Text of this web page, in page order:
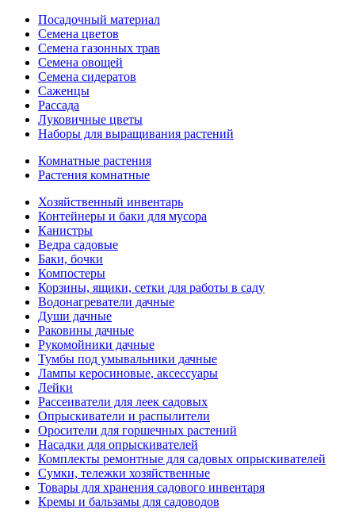
Посадочный материал
Семена цветов
Семена газонных трав
Семена овощей
Семена сидератов
Саженцы
Рассада
Луковичные цветы
Наборы для выращивания растений
Комнатные растения
Растения комнатные
Хозяйственный инвентарь
Контейнеры и баки для мусора
Канистры
Ведра садовые
Баки, бочки
Компостеры
Корзины, ящики, сетки для работы в саду
Водонагреватели дачные
Души дачные
Раковины дачные
Рукомойники дачные
Тумбы под умывальники дачные
Лампы керосиновые, аксессуары
Лейки
Рассеиватели для леек садовых
Опрыскиватели и распылители
Оросители для горшечных растений
Насадки для опрыскивателей
Комплекты ремонтные для садовых опрыскивателей
Сумки, тележки хозяйственные
Товары для хранения садового инвентаря
Кремы и бальзамы для садоводов